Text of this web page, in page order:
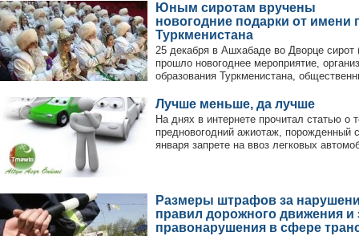
Юным сиротам вручены
новогодние подарки от имени
Туркменистана
25 декабря в Ашхабаде во Дворце сирот
прошло новогоднее мероприятие,
образования Туркменистана,
Лучше меньше, да лучше
На днях в интернете прочитал статью о
предновогодний ажиотаж, порожденный
января запрете на ввоз легковых
Размеры штрафов за
правил дорожного движения и
правонарушения в сфере